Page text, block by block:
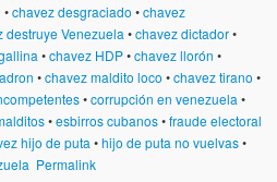
•chavez desgraciado •chavez
destruye Venezuela •chavez dictador•
•chavez HDP•chavez llorón •
•chavez maldito loco •chavez tirano •
•corrupción en venezuela •
•esbirros cubanos•fraude electoral
hijo de puta •hijo de puta no vuelvas•
Permalink